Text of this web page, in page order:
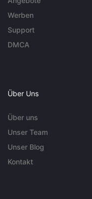
Werben
Support
DMCA
Über Uns
Über uns
Unser Team
Unser Blog
Kontakt